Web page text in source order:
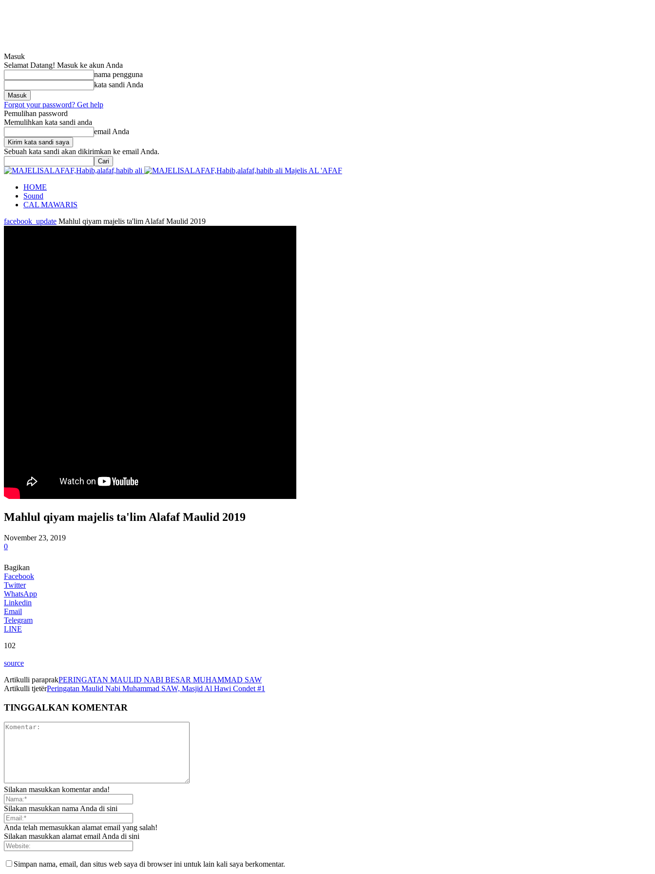
Masuk
Selamat Datang! Masuk ke akun Anda
nama pengguna
kata sandi Anda
Forgot your password? Get help
Pemulihan password
Memulihkan kata sandi anda
email Anda
Sebuah kata sandi akan dikirimkan ke email Anda.
Majelis AL 'AFAF
HOME
Sound
CAL MAWARIS
facebook_update Mahlul qiyam majelis ta'lim Alafaf Maulid 2019
Mahlul qiyam majelis ta'lim Alafaf Maulid 2019
November 23, 2019
0
Bagikan
Facebook
Twitter
WhatsApp
Linkedin
Email
Telegram
LINE
102
source
Artikulli paraprakPERINGATAN MAULID NABI BESAR MUHAMMAD SAW
Artikulli tjetërPeringatan Maulid Nabi Muhammad SAW, Masjid Al Hawi Condet #1
TINGGALKAN KOMENTAR
Silakan masukkan komentar anda!
Silakan masukkan nama Anda di sini
Anda telah memasukkan alamat email yang salah!
Silakan masukkan alamat email Anda di sini
Simpan nama, email, dan situs web saya di browser ini untuk lain kali saya berkomentar.